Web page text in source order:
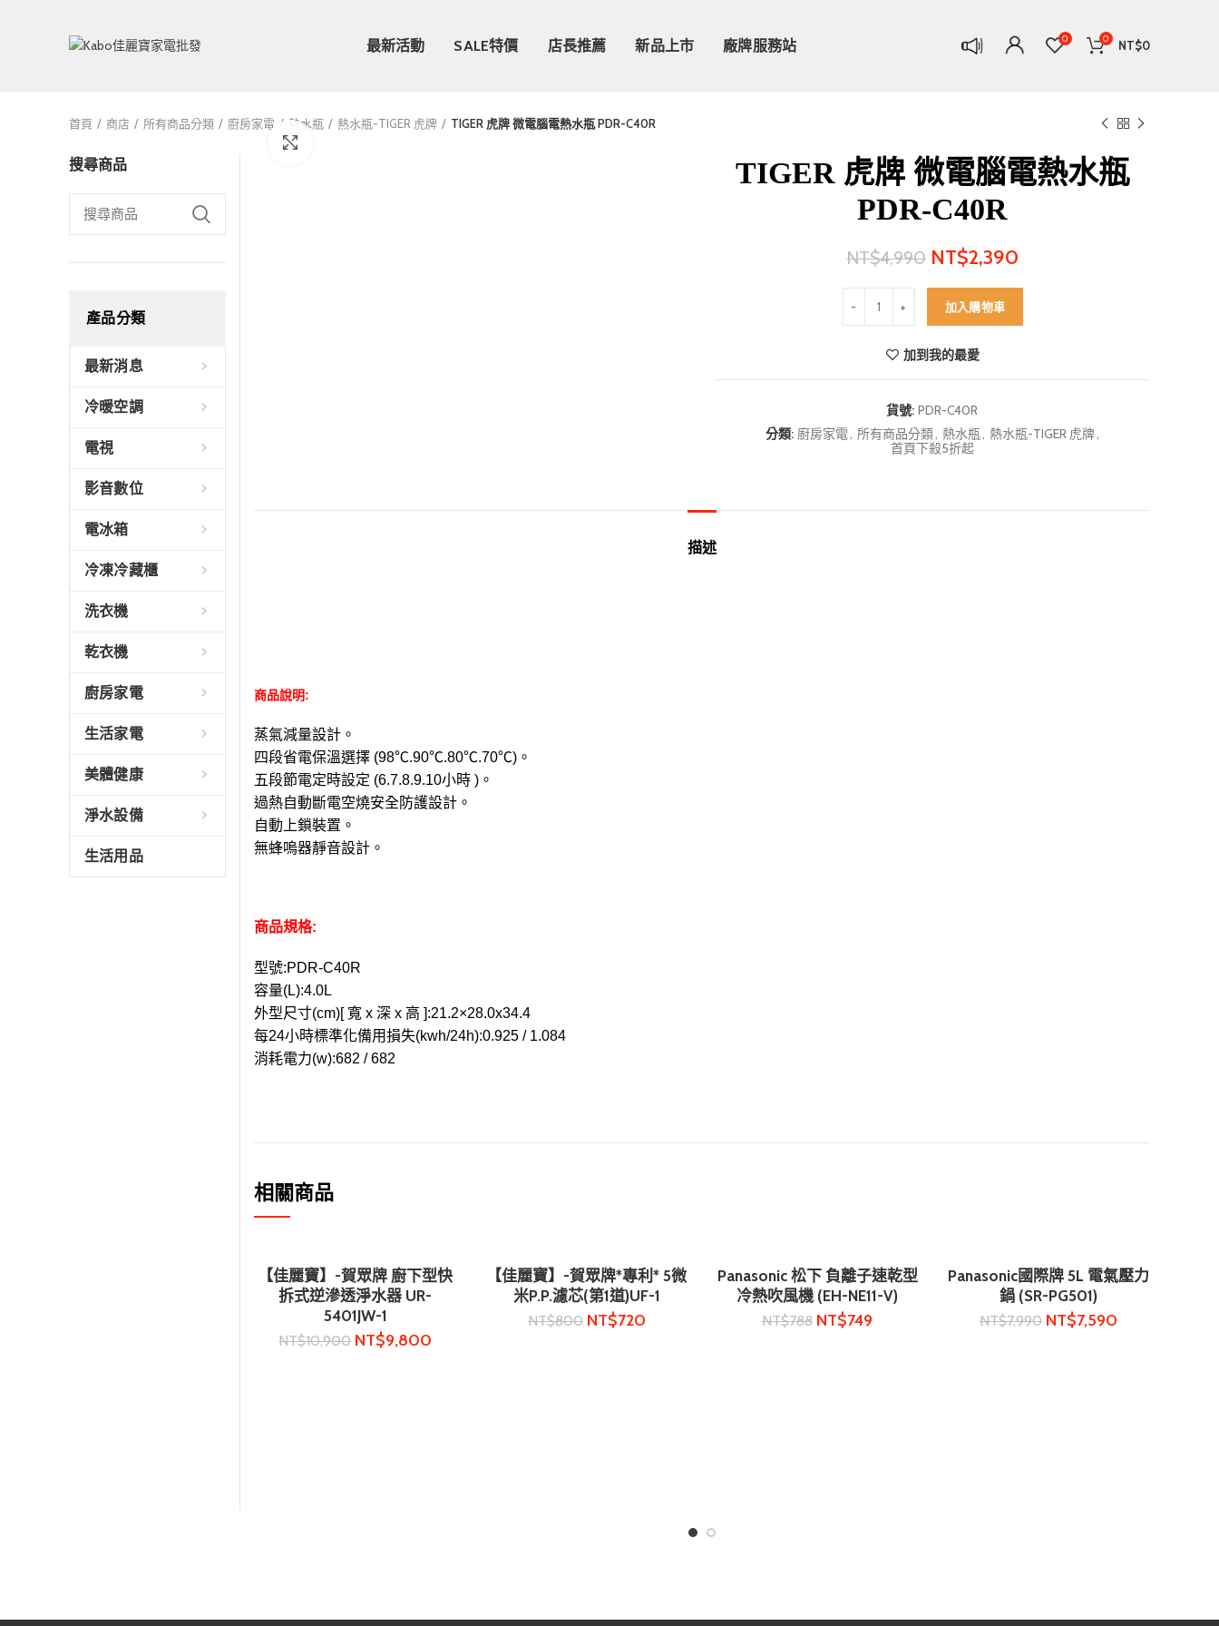
最新活動 SALE特價 店長推薦 新品上市 廠牌服務站 0 0 NT$0
首頁 商店 所有商品分類 廚房家電 熱水瓶 熱水瓶-TIGER 虎牌
TIGER 虎牌 微電腦電熱水瓶 PDR-C40R
TIGER 虎牌 微電腦電熱水瓶
PDR-C40R
NT$4,990 NT$2,390
TIGER 虎牌 微電腦電熱水瓶 PDR-C40R 數量
加入購物車
加到我的最愛
貨號: PDR-C40R
分類: 廚房家電, 所有商品分類, 熱水瓶, 熱水瓶-TIGER 虎牌,
首頁下殺5折起
描述
商品說明:
蒸氣減量設計。
四段省電保溫選擇 (98℃.90℃.80℃.70℃)。
五段節電定時設定 (6.7.8.9.10小時 )。
過熱自動斷電空燒安全防護設計。
自動上鎖裝置。
無蜂嗚器靜音設計。
商品規格:
型號:PDR-C40R
容量(L):4.0L
外型尺寸(cm)[ 寬 x 深 x 高 ]:21.2×28.0x34.4
每24小時標準化備用損失(kwh/24h):0.925 / 1.084
消耗電力(w):682 / 682
相關商品
加入購物車
【佳麗寶】-賀眾牌 廚下型快
拆式逆滲透淨水器 UR-
5401JW-1
NT$10,900 NT$9,800
加入購物車
【佳麗寶】-賀眾牌*專利* 5微
米P.P.濾芯(第1道)UF-1
NT$800 NT$720
加入購物車
Panasonic 松下 負離子速乾型
冷熱吹風機 (EH-NE11-V)
NT$788 NT$749
加入購物車
Panasonic國際牌 5L 電氣壓力
鍋 (SR-PG501)
NT$7,990 NT$7,590
搜尋商品
產品分類
最新消息
冷暖空調
電視
影音數位
電冰箱
冷凍冷藏櫃
洗衣機
乾衣機
廚房家電
生活家電
美體健康
淨水設備
生活用品